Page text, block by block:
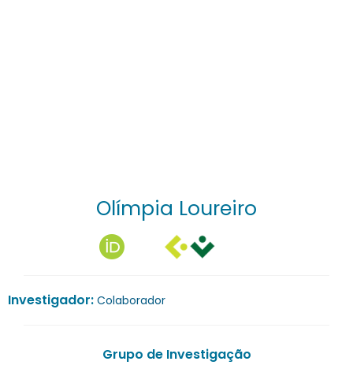
Olímpia Loureiro
Investigador: Colaborador
Grupo de Investigação